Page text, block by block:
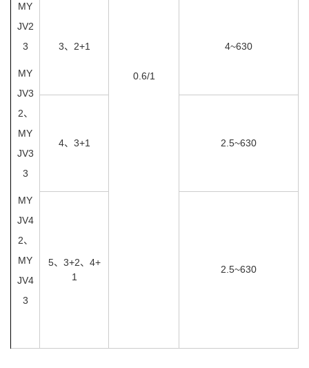
MY
JV2
3
MY
JV3
2、
MY
JV3
3
MY
JV4
2、
MY
JV4
3
0.6/1
3、2+1 4~630
4、3+1 2.5~630
5、3+2、4+
1
2.5~630